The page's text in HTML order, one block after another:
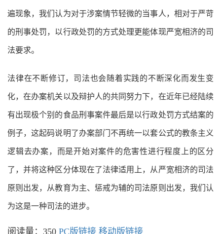
遍现象，我们认为对于涉案情节轻微的当事人，相对于严苛
的刑事处罚，以行政处罚的方式处理更能体现严宽相济的司
法要求。
法律在不断修订，司法也会随着实践的不断深化而发生变
化，在办案机关以及辩护人的共同努力下，在近年已经陆续
有出现极个别的食品刑事案件最后是以行政处罚方式结案的
例子，这起码说明了办案部门不再统一以套公式的教条主义
逻辑去办案，而是开始对案件的危害性进行程度上的区分
了，并将这种区分体现在了法律适用上，从严宽相济的司法
原则出发，从教育为主、惩戒为辅的司法原则出发，我们认
为这是一种司法的进步。
阅读量：350 PC版链接 移动版链接